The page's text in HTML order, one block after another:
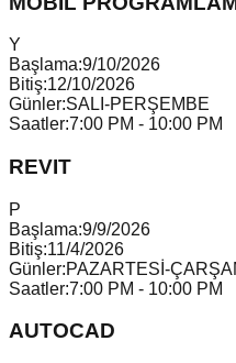
Y
Başlama:9/10/2026
Bitiş:12/10/2026
Günler:SALI-PERŞEMBE
Saatler:7:00 PM - 10:00 PM
REVIT
P
Başlama:9/9/2026
Bitiş:11/4/2026
Günler:PAZARTESİ-
Saatler:7:00 PM - 10:00 PM
AUTOCAD